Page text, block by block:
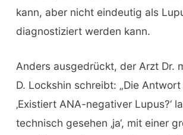
kann, aber nicht eindeutig als
diagnostiziert werden kann.
Anders ausgedrückt, der Arzt Dr.
D. Lockshin schreibt: „Die
‚Existiert ANA-negativer Lupus?‘
technisch gesehen ‚ja‘, mit einer